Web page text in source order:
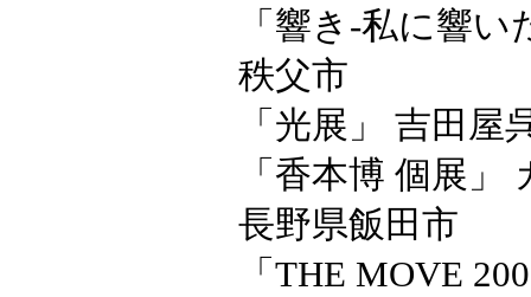
「響き-私に響
秩父市
「光展」 吉田屋
「香本博 個展
長野県飯田市
「THE MOVE